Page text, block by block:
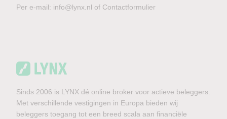
Per e-mail: info@lynx.nl of Contactformulier
Sinds 2006 is LYNX dé online broker voor actieve beleggers.
Met verschillende vestigingen in Europa bieden wij
beleggers toegang tot een breed scala aan financiële